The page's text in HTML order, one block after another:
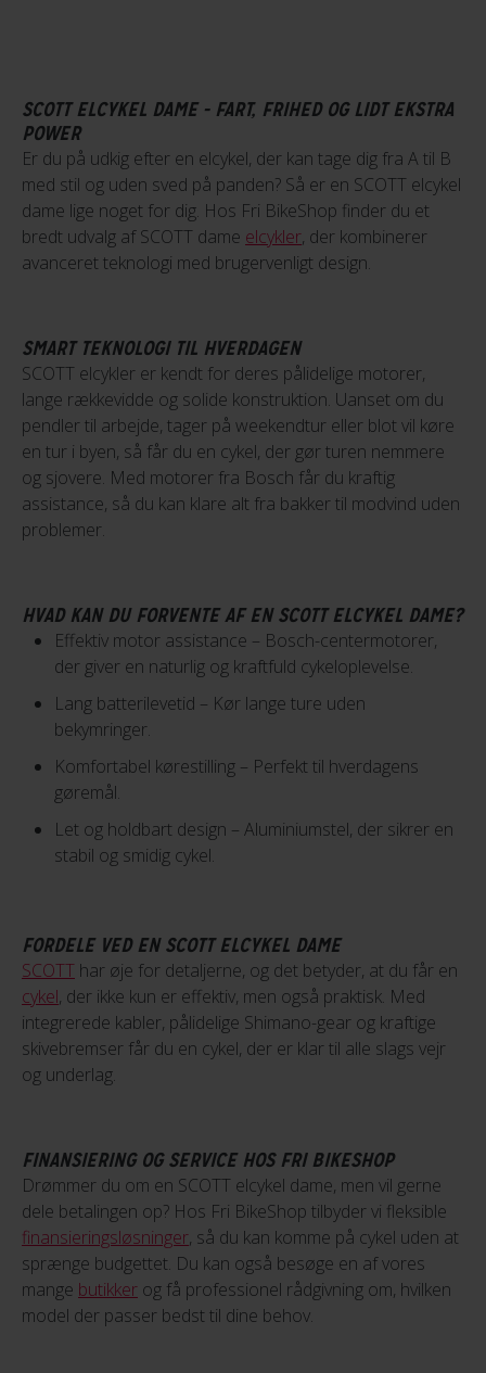
SCOTT ELCYKEL DAME - FART, FRIHED OG LIDT EKSTRA
POWER
Er du på udkig efter en elcykel, der kan tage dig fra A til B
med stil og uden sved på panden? Så er en SCOTT elcykel
dame lige noget for dig. Hos Fri BikeShop finder du et
bredt udvalg af SCOTT dame elcykler, der kombinerer
avanceret teknologi med brugervenligt design.
SMART TEKNOLOGI TIL HVERDAGEN
SCOTT elcykler er kendt for deres pålidelige motorer,
lange rækkevidde og solide konstruktion. Uanset om du
pendler til arbejde, tager på weekendtur eller blot vil køre
en tur i byen, så får du en cykel, der gør turen nemmere
og sjovere. Med motorer fra Bosch får du kraftig
assistance, så du kan klare alt fra bakker til modvind uden
problemer.
HVAD KAN DU FORVENTE AF EN SCOTT ELCYKEL DAME?
Effektiv motor assistance – Bosch-centermotorer,
der giver en naturlig og kraftfuld cykeloplevelse.
Lang batterilevetid – Kør lange ture uden
bekymringer.
Komfortabel kørestilling – Perfekt til hverdagens
gøremål.
Let og holdbart design – Aluminiumstel, der sikrer en
stabil og smidig cykel.
FORDELE VED EN SCOTT ELCYKEL DAME
SCOTT har øje for detaljerne, og det betyder, at du får en
cykel, der ikke kun er effektiv, men også praktisk. Med
integrerede kabler, pålidelige Shimano-gear og kraftige
skivebremser får du en cykel, der er klar til alle slags vejr
og underlag.
FINANSIERING OG SERVICE HOS FRI BIKESHOP
Drømmer du om en SCOTT elcykel dame, men vil gerne
dele betalingen op? Hos Fri BikeShop tilbyder vi fleksible
finansieringsløsninger, så du kan komme på cykel uden at
sprænge budgettet. Du kan også besøge en af vores
mange butikker og få professionel rådgivning om, hvilken
model der passer bedst til dine behov.